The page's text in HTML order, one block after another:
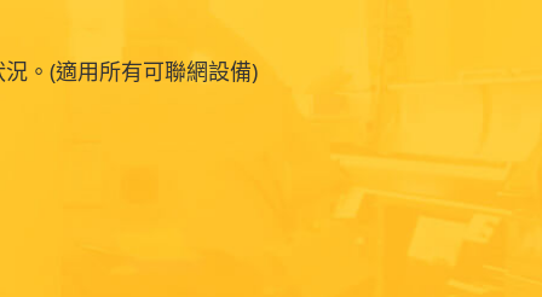
。(適用所有可聯網設備)